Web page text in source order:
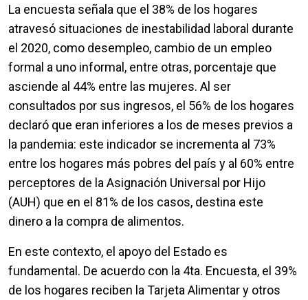
La encuesta señala que el 38% de los hogares
atravesó situaciones de inestabilidad laboral durante
el 2020, como desempleo, cambio de un empleo
formal a uno informal, entre otras, porcentaje que
asciende al 44% entre las mujeres. Al ser
consultados por sus ingresos, el 56% de los hogares
declaró que eran inferiores a los de meses previos a
la pandemia: este indicador se incrementa al 73%
entre los hogares más pobres del país y al 60% entre
perceptores de la Asignación Universal por Hijo
(AUH) que en el 81% de los casos, destina este
dinero a la compra de alimentos.
En este contexto, el apoyo del Estado es
fundamental. De acuerdo con la 4ta. Encuesta, el 39%
de los hogares reciben la Tarjeta Alimentar y otros